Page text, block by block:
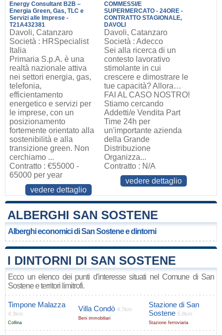
Energy Consultant B2B –
Energia Green, Gas, TLC e
Servizi alle Imprese -
T21A432381
Davoli, Catanzaro
Società : HRSpecialist
Italia
Primaria S.p.A. è una
realtà nazionale attiva
nei settori energia, gas,
telefonia,
efficientamento
energetico e servizi per
le imprese, con un
posizionamento
fortemente orientato alla
sostenibilità e alla
transizione green. Non
cerchiamo ...
Contratto : €55000 -
65000 per year
vedere dettaglio
COMMESSI/E
SUPERMERCATO - 24ORE -
CONTRATTO STAGIONALE,
DAVOLI
Davoli, Catanzaro
Società : Adecco
Sei alla ricerca di un
contesto lavorativo
stimolante in cui
crescere e dimostrare le
tue capacità? Allora…
FAI AL CASO NOSTRO!
Stiamo cercando
Addetti/e Vendita Part
Time 24h per
un'importante azienda
della Grande
Distribuzione
Organizza...
Contratto : N/A
vedere dettaglio
ALBERGHI SAN SOSTENE
Alberghi economici di San Sostene e dintorni
I DINTORNI DI SAN SOSTENE
Ecco un elenco dei punti d'interesse situati nel Comune di San
Sostene e territori limitrofi.
Timpone Malazza
4.3km
Collina
Villa Condò 4.7km
Beni immobiliari
Stazione di San
Sostene 5.8km
Stazione ferroviaria